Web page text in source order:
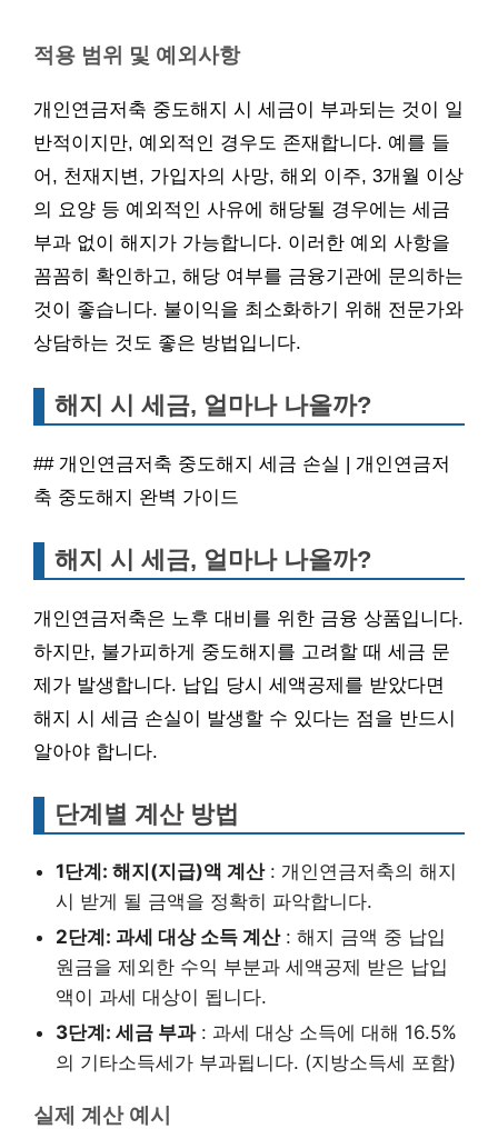
적용 범위 및 예외사항
개인연금저축 중도해지 시 세금이 부과되는 것이 일
반적이지만, 예외적인 경우도 존재합니다. 예를 들
어, 천재지변, 가입자의 사망, 해외 이주, 3개월 이상
의 요양 등 예외적인 사유에 해당될 경우에는 세금
부과 없이 해지가 가능합니다. 이러한 예외 사항을
꼼꼼히 확인하고, 해당 여부를 금융기관에 문의하는
것이 좋습니다. 불이익을 최소화하기 위해 전문가와
상담하는 것도 좋은 방법입니다.
해지 시 세금, 얼마나 나올까?
## 개인연금저축 중도해지 세금 손실 | 개인연금저
축 중도해지 완벽 가이드
해지 시 세금, 얼마나 나올까?
개인연금저축은 노후 대비를 위한 금융 상품입니다.
하지만, 불가피하게 중도해지를 고려할 때 세금 문
제가 발생합니다. 납입 당시 세액공제를 받았다면
해지 시 세금 손실이 발생할 수 있다는 점을 반드시
알아야 합니다.
단계별 계산 방법
1단계: 해지(지급)액 계산: 개인연금저축의 해지
시 받게 될 금액을 정확히 파악합니다.
2단계: 과세 대상 소득 계산: 해지 금액 중 납입
원금을 제외한 수익 부분과 세액공제 받은 납입
액이 과세 대상이 됩니다.
3단계: 세금 부과: 과세 대상 소득에 대해 16.5%
의 기타소득세가 부과됩니다. (지방소득세 포함)
실제 계산 예시